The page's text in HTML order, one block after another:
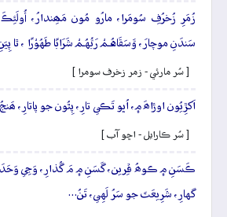
زُمَرِ زُخرُفِ سُومَرا، مارُو مُون مَھِندارُ،
سَندَنِ موچارَ، وَّسَقَاهُـمْ رَبُّهُـمْ شَرَابًا طَهُوْرًا ، ٿا
[ سُر مارئي - زمر زخرف سومرا ]
اَکڙِيُون اوڙاھَ ۾، اُڀو تَڪي تارِ، پِٿُون جو پاتارِ،
[ سُر ڪارايل - اڇو آب ]
ڪَسَنِ ۾ ڪوھُ ڦِرين، گَسَنِ ۾ مَ گُذارِ، وَڃِي
گهارِ، شَرِيعَتَ جو سَرُ لَهِي، تَنُ…